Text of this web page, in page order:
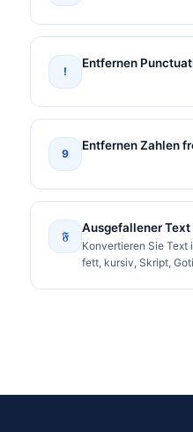
!
Entfernen
9
Entfernen Zahlen
𝔉
Ausgefallener Text
Konvertieren Sie
fett, kursiv, Skript,